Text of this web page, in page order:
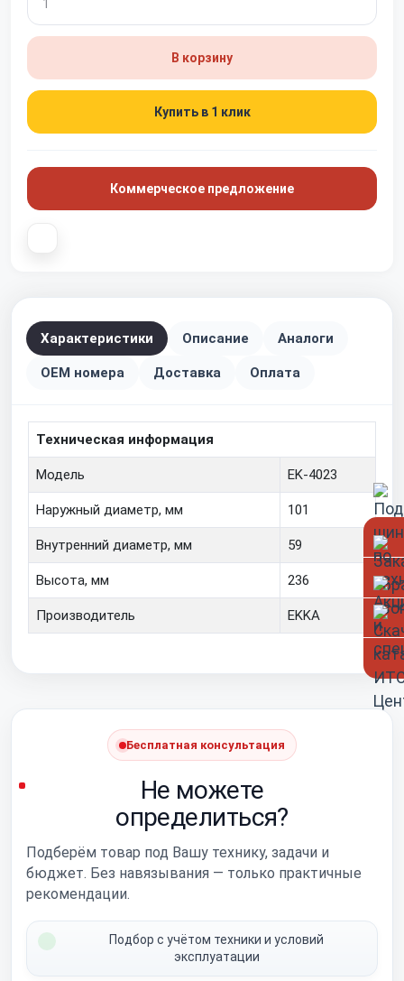
В корзину
Купить в 1 клик
Коммерческое предложение
Характеристики Описание Аналоги
OEM номера Доставка Оплата
Техническая информация
Модель EK-4023
Наружный диаметр, мм 101
Внутренний диаметр, мм 59
Высота, мм 236
Производитель EKKA
Бесплатная консультация
Не можете
определиться?
Подберём товар под Вашу технику, задачи и
бюджет. Без навязывания — только практичные
рекомендации.
Подбор с учётом техники и условий
эксплуатации